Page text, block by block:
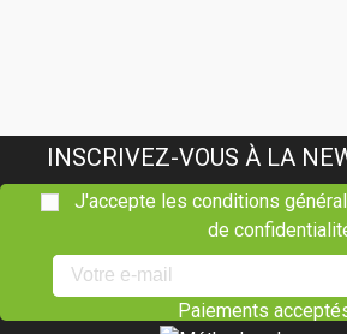
INSCRIVEZ-VOUS À LA
J'accepte les conditions
de
Paiements